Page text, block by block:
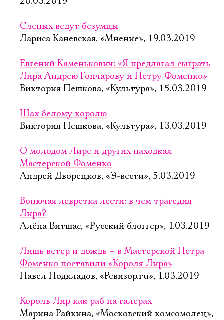
Слепых ведут безумцы
Лариса Каневская, «Мнение», 19.03.2019
Евгений Каменькович: «Я предлагал сыграть
Лира Андрею Гончарову и Петру Фоменко»
Виктория Пешкова, «Культура», 15.03.2019
Шах белому королю
Виктория Пешкова, «Культура», 13.03.2019
О молодом Лире и других находках
Мастерской Фоменко
Андрей Дворецков, «Э-вести», 5.03.2019
Вонючая левретка лести: в чем трагедия
Лира?
Алёна Витшас, «Русский блоггер», 1.03.2019
Лишь ветер и дождь – в Мастерской Петра
Фоменко поставили «Короля Лира»
Павел Подкладов, «Ревизор.ru», 1.03.2019
Король Лир как раб на галерах
Марина Райкина, «Московский комсомолец»,